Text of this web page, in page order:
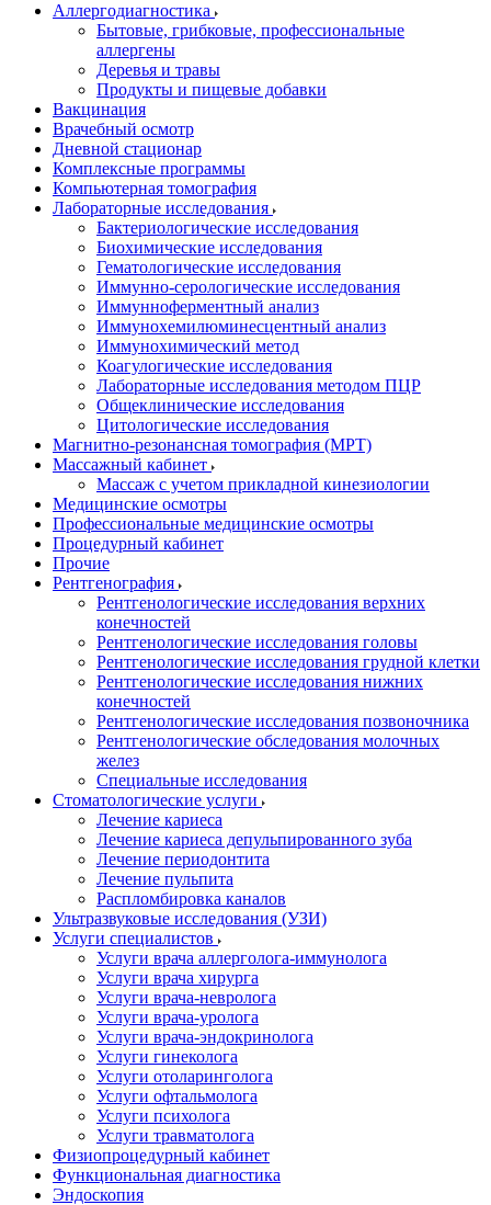
Аллергодиагностика
Бытовые, грибковые, профессиональные
аллергены
Деревья и травы
Продукты и пищевые добавки
Вакцинация
Врачебный осмотр
Дневной стационар
Комплексные программы
Компьютерная томография
Лабораторные исследования
Бактериологические исследования
Биохимические исследования
Гематологические исследования
Иммунно-серологические исследования
Иммунноферментный анализ
Иммунохемилюминесцентный анализ
Иммунохимический метод
Коагулогические исследования
Лабораторные исследования методом ПЦР
Общеклинические исследования
Цитологические исследования
Магнитно-резонансная томография (МРТ)
Массажный кабинет
Массаж с учетом прикладной кинезиологии
Медицинские осмотры
Профессиональные медицинские осмотры
Процедурный кабинет
Прочие
Рентгенография
Рентгенологические исследования верхних
конечностей
Рентгенологические исследования головы
Рентгенологические исследования грудной клетки
Рентгенологические исследования нижних
конечностей
Рентгенологические исследования позвоночника
Рентгенологические обследования молочных
желез
Специальные исследования
Стоматологические услуги
Лечение кариеса
Лечение кариеса депульпированного зуба
Лечение периодонтита
Лечение пульпита
Распломбировка каналов
Ультразвуковые исследования (УЗИ)
Услуги специалистов
Услуги врача аллерголога-иммунолога
Услуги врача хирурга
Услуги врача-невролога
Услуги врача-уролога
Услуги врача-эндокринолога
Услуги гинеколога
Услуги отоларинголога
Услуги офтальмолога
Услуги психолога
Услуги травматолога
Физиопроцедурный кабинет
Функциональная диагностика
Эндоскопия